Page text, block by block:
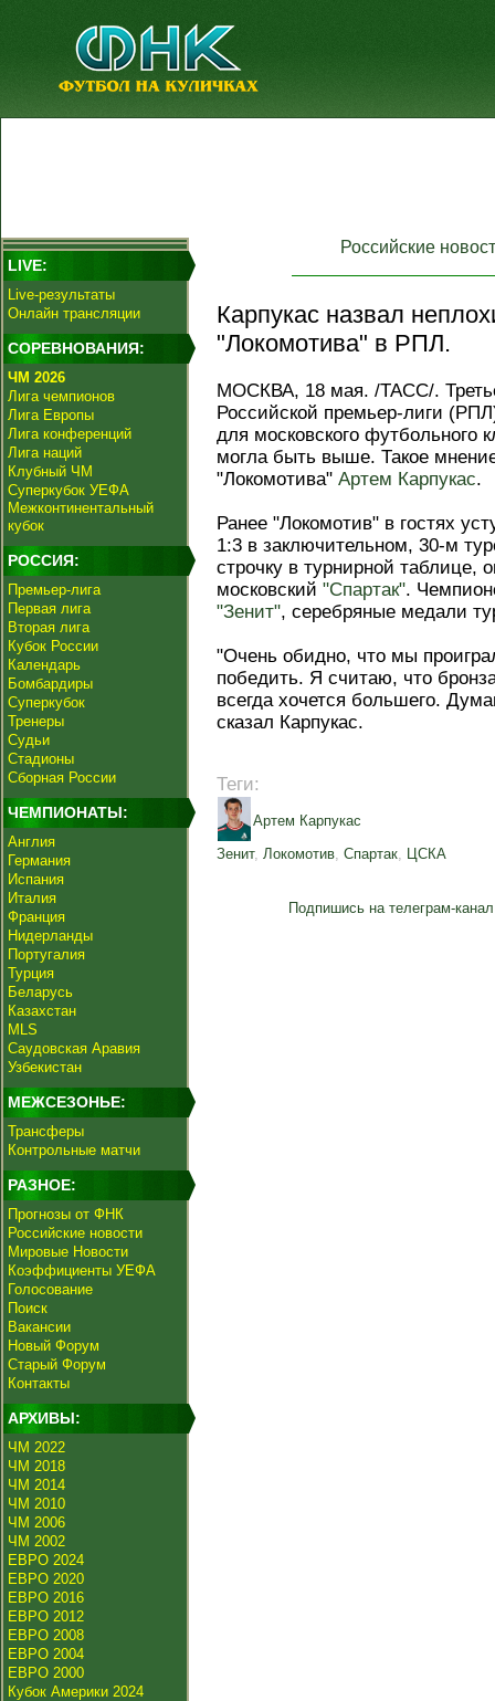
LIVE:
Live-результаты
Онлайн трансляции
СОРЕВНОВАНИЯ:
ЧМ 2026
Лига чемпионов
Лига Европы
Лига конференций
Лига наций
Клубный ЧМ
Суперкубок УЕФА
Межконтинентальный
кубок
РОССИЯ:
Премьер-лига
Первая лига
Вторая лига
Кубок России
Календарь
Бомбардиры
Суперкубок
Тренеры
Судьи
Стадионы
Сборная России
ЧЕМПИОНАТЫ:
Англия
Германия
Испания
Италия
Франция
Нидерланды
Португалия
Турция
Беларусь
Казахстан
MLS
Саудовская Аравия
Узбекистан
МЕЖСЕЗОНЬЕ:
Трансферы
Контрольные матчи
РАЗНОЕ:
Прогнозы от ФНК
Российские новости
Мировые Новости
Коэффициенты УЕФА
Голосование
Поиск
Вакансии
Новый Форум
Старый Форум
Контакты
АРХИВЫ:
ЧМ 2022
ЧМ 2018
ЧМ 2014
ЧМ 2010
ЧМ 2006
ЧМ 2002
ЕВРО 2024
ЕВРО 2020
ЕВРО 2016
ЕВРО 2012
ЕВРО 2008
ЕВРО 2004
ЕВРО 2000
Кубок Америки 2024
Российские
Карпукас назвал
"Локомотива" в РПЛ.
МОСКВА, 18 мая. /ТАСС/.
Российской премьер-лиги
для московского футбольного
могла быть выше. Такое
"Локомотива" Артем Карпукас.
Ранее "Локомотив" в гостях
1:3 в заключительном, 30-м
строчку в турнирной таблице,
московский "Спартак".
"Зенит", серебряные медали
"Очень обидно, что мы
победить. Я считаю, что
всегда хочется большего.
сказал Карпукас.
Теги:
Артем Карпукас
Зенит, Локомотив, Спартак, ЦСКА
Подпишись на телеграм-